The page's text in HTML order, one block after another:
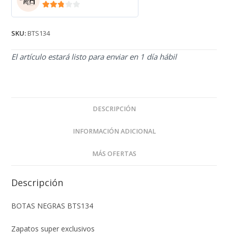
SKU:BTS134
El artículo estará listo para enviar en 1 día hábil
DESCRIPCIÓN
INFORMACIÓN ADICIONAL
MÁS OFERTAS
Descripción
BOTAS NEGRAS BTS134
Zapatos super exclusivos